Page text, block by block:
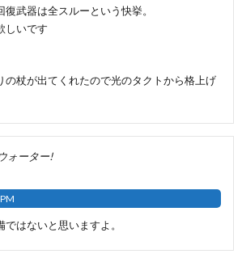
武器は全スルーという快挙。
しいです
の杖が出てくれたので光のタクトから格上げ
ォーター!
はないと思いますよ。